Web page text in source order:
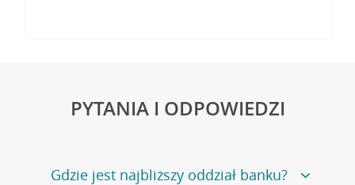
PYTANIA I ODPOWIEDZI
Gdzie jest najbliższy oddział banku?